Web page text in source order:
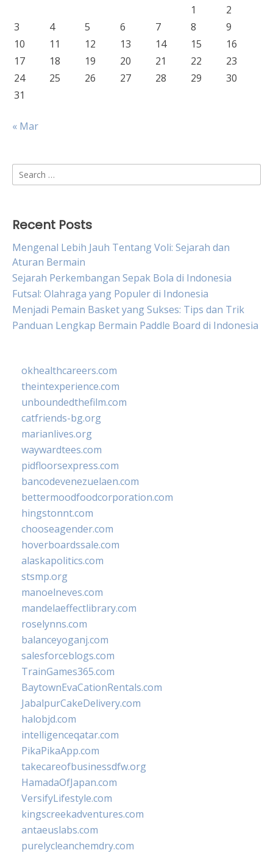
1
2
3
4 5 6 7 8
9
10
11 12 13 14 15
16
17
18 19 20 21 22
23
24
25 26 27 28 29
30
31
« Mar
Search
for:
Recent Posts
Mengenal Lebih Jauh Tentang Voli: Sejarah dan
Aturan Bermain
Sejarah Perkembangan Sepak Bola di Indonesia
Futsal: Olahraga yang Populer di Indonesia
Menjadi Pemain Basket yang Sukses: Tips dan Trik
Panduan Lengkap Bermain Paddle Board di Indonesia
okhealthcareers.com
theintexperience.com
unboundedthefilm.com
catfriends-bg.org
marianlives.org
waywardtees.com
pidfloorsexpress.com
bancodevenezuelaen.com
bettermoodfoodcorporation.com
hingstonnt.com
chooseagender.com
hoverboardssale.com
alaskapolitics.com
stsmp.org
manoelneves.com
mandelaeffectlibrary.com
roselynns.com
balanceyoganj.com
salesforceblogs.com
TrainGames365.com
BaytownEvaCationRentals.com
JabalpurCakeDelivery.com
halobjd.com
intelligenceqatar.com
PikaPikaApp.com
takecareofbusinessdfw.org
HamadaOfJapan.com
VersifyLifestyle.com
kingscreekadventures.com
antaeuslabs.com
purelycleanchemdry.com